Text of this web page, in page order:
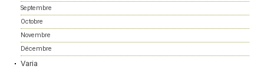
Septembre
Octobre
Novembre
Décembre
Varia